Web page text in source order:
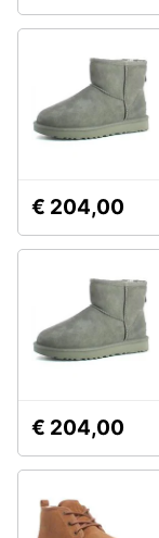
€ 204,00
€ 204,00